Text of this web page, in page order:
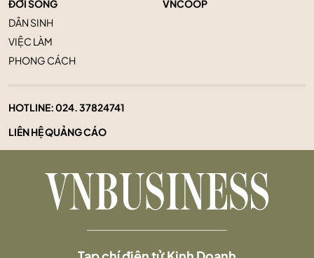
ĐỜI SỐNG
DÂN SINH
VIỆC LÀM
PHONG CÁCH
VNCOOP
HOTLINE:024. 37824741
LIÊN HỆ QUẢNG CÁO